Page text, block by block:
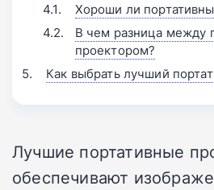
Хороши ли
В чем разница между
проектором?
Как выбрать лучший
Лучшие портативные
обеспечивают